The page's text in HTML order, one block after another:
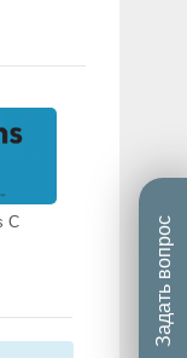
C Задать вопрос